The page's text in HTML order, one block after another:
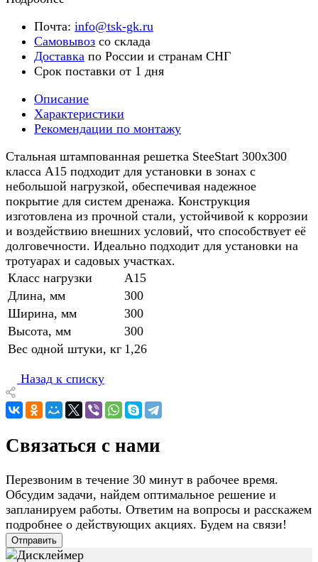
Почта: info@tsk-gk.ru
Самовывоз со склада
Доставка по России и странам СНГ
Срок поставки от 1 дня
Описание
Характеристики
Рекомендации по монтажу
Стальная штампованная решетка SteeStart 300х300
класса А15 подходит для установки в зонах с
небольшой нагрузкой, обеспечивая надежное
покрытие для систем дренажа. Конструкция
изготовлена из прочной стали, устойчивой к коррозии
и воздействию внешних условий, что способствует её
долговечности. Идеально подходит для установки на
тротуарах и садовых участках.
Класс нагрузки
A15
Длина, мм
300
Ширина, мм
300
Высота, мм
300
Вес одной штуки, кг 1,26
Назад к списку
Связаться с нами
Перезвоним в течение 30 минут в рабочее время.
Обсудим задачи, найдем оптимальное решение и
запланируем работы. Ответим на вопросы и расскажем
подробнее о действующих акциях. Будем на связи!
Отправить